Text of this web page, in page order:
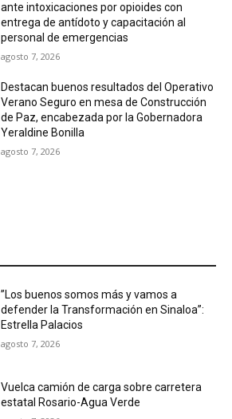
ante intoxicaciones por opioides con
entrega de antídoto y capacitación al
personal de emergencias
agosto 7, 2026
Destacan buenos resultados del Operativo
Verano Seguro en mesa de Construcción
de Paz, encabezada por la Gobernadora
Yeraldine Bonilla
agosto 7, 2026
”Los buenos somos más y vamos a
defender la Transformación en Sinaloa”:
Estrella Palacios
agosto 7, 2026
Vuelca camión de carga sobre carretera
estatal Rosario-Agua Verde